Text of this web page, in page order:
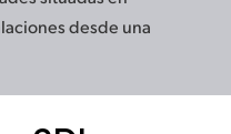
desde una